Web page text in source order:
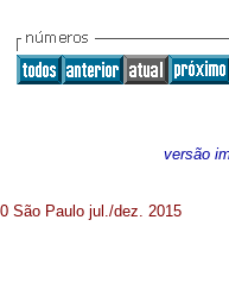
versão
São Paulo jul./dez. 2015